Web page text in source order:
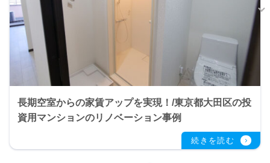
長期空室からの家賃アップを実現！/東京都大田区の投
資用マンションのリノベーション事例